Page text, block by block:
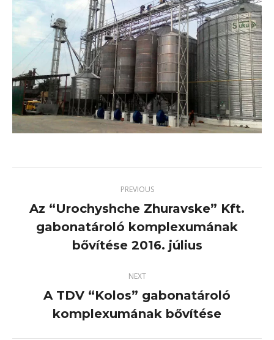
PREVIOUS
Previous
project:
Az “Urochyshche Zhuravske” Kft.
gabonatároló komplexumának
bővítése 2016. július
NEXT
Next
project:
A TDV “Kolos” gabonatároló
komplexumának bővítése